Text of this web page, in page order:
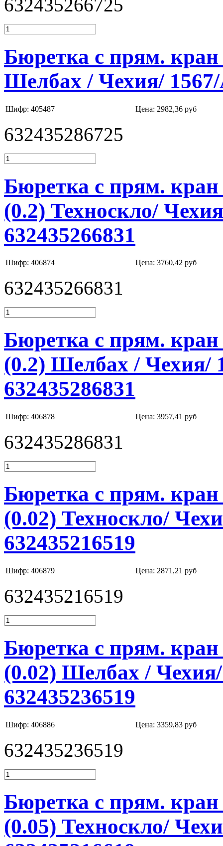
632435266725
Бюретка с прям.
Шелбах / Чехия/
Шифр: 405487 Цена: 2982,36 руб
632435286725
Бюретка с прям.
(0.2) Техноскло/
632435266831
Шифр: 406874 Цена: 3760,42 руб
632435266831
Бюретка с прям.
(0.2) Шелбах / Чехия/
632435286831
Шифр: 406878 Цена: 3957,41 руб
632435286831
Бюретка с прям.
(0.02) Техноскло/
632435216519
Шифр: 406879 Цена: 2871,21 руб
632435216519
Бюретка с прям.
(0.02) Шелбах /
632435236519
Шифр: 406886 Цена: 3359,83 руб
632435236519
Бюретка с прям.
(0.05) Техноскло/